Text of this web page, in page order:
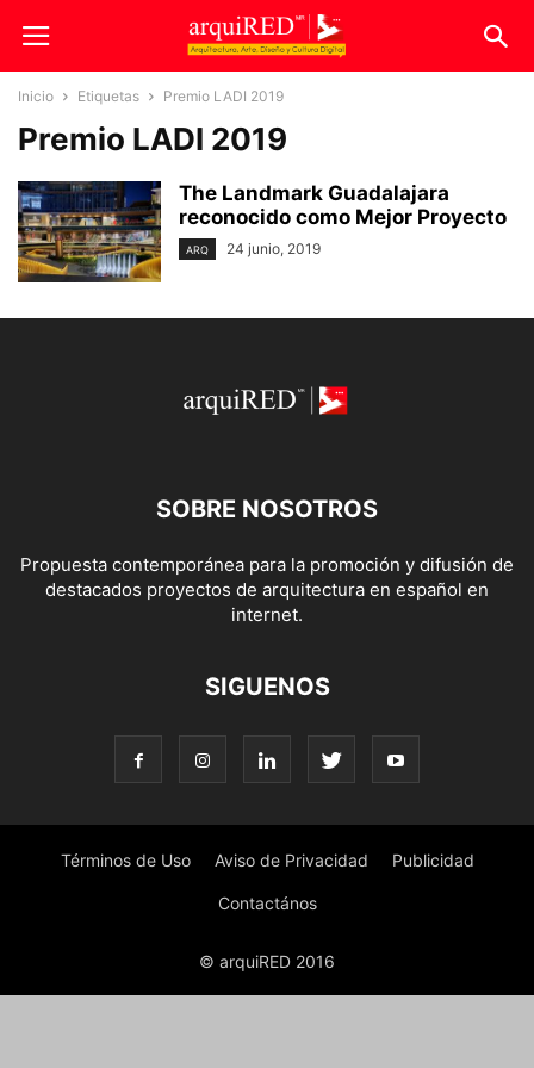
Inicio Etiquetas Premio LADI 2019
Premio LADI 2019
The Landmark Guadalajara
reconocido como Mejor Proyecto
ARQ 24 junio, 2019
SOBRE NOSOTROS
Propuesta contemporánea para la promoción y difusión de
destacados proyectos de arquitectura en español en
internet.
SIGUENOS
Términos de Uso Aviso de Privacidad Publicidad
Contactános
© arquiRED 2016